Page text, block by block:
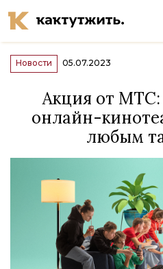
Новости 05.07.2023
Акция от МТС:
онлайн-
любым